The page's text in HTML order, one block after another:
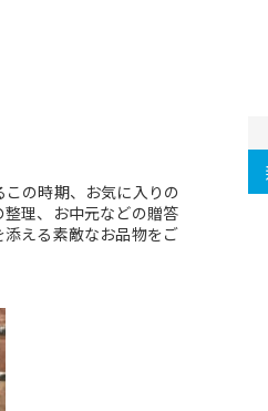
の時期、お気に入りの
理、お中元などの贈答
える素敵なお品物をご